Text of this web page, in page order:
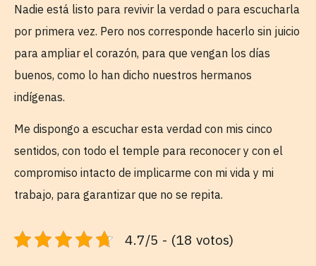
Nadie está listo para revivir la verdad o para escucharla
por primera vez. Pero nos corresponde hacerlo sin juicio
para ampliar el corazón, para que vengan los días
buenos, como lo han dicho nuestros hermanos
indígenas.
Me dispongo a escuchar esta verdad con mis cinco
sentidos, con todo el temple para reconocer y con el
compromiso intacto de implicarme con mi vida y mi
trabajo, para garantizar que no se repita.
4.7/5 - (18 votos)